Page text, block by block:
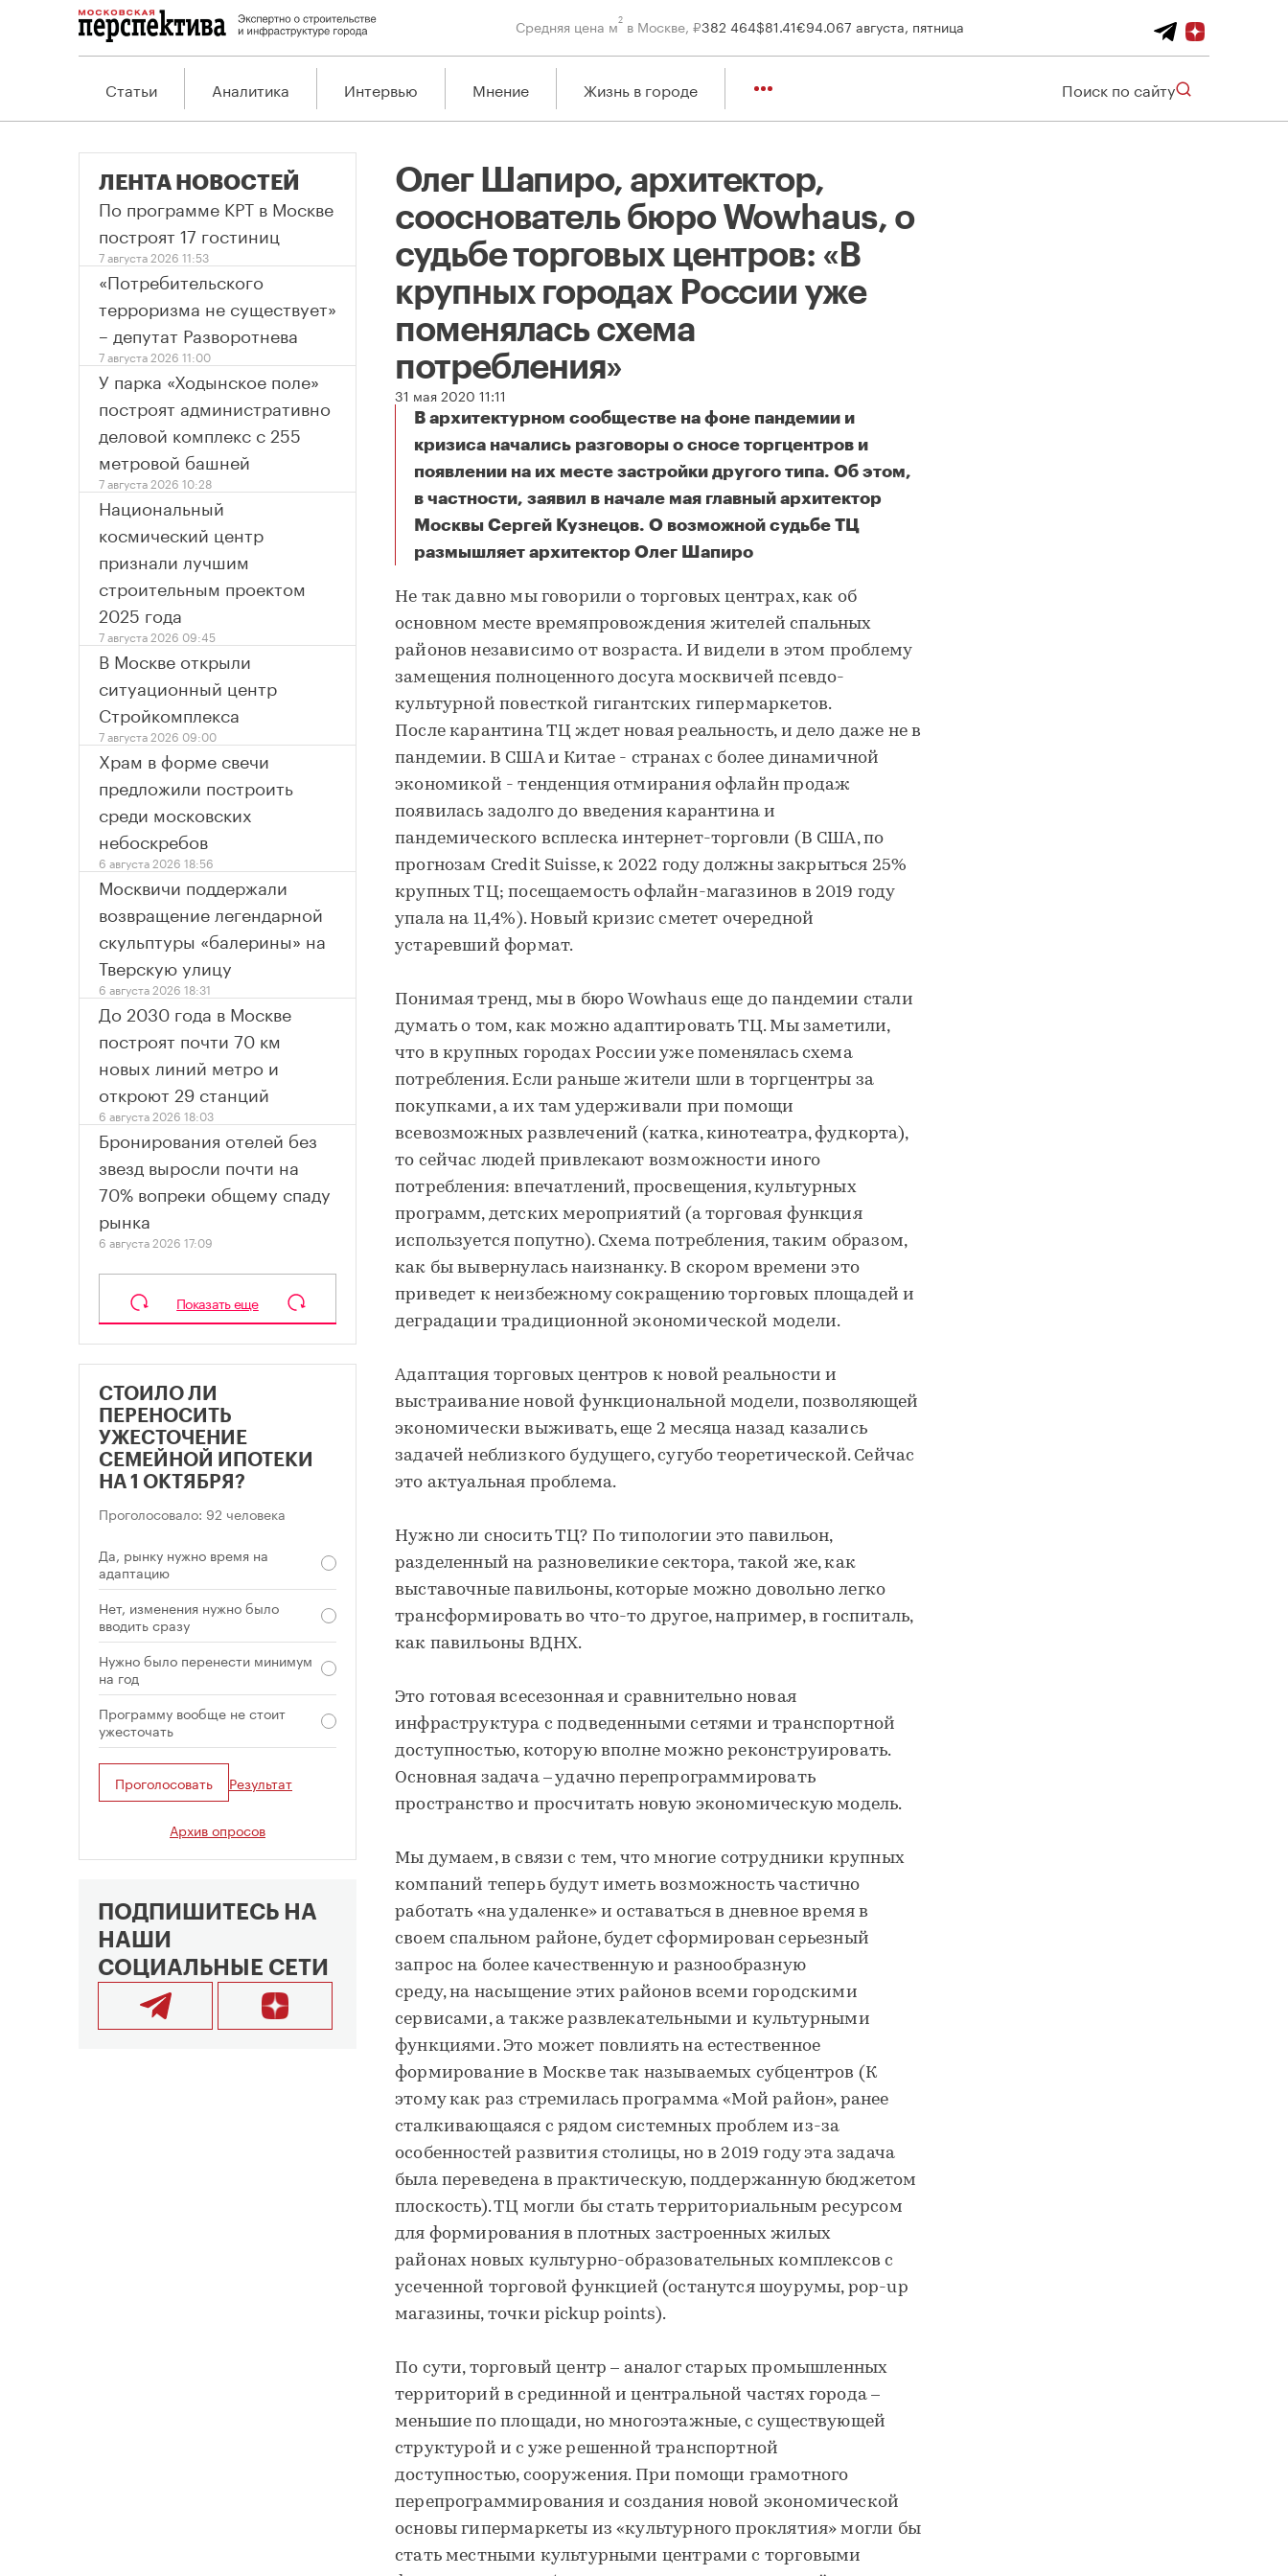
Средняя цена м2 в Москве, ₽382 464$81.41€94.067 августа, пятница
Статьи Аналитика Интервью Мнение Жизнь в городе Поиск по сайту
Олег Шапиро, архитектор,
сооснователь бюро Wowhaus, о
судьбе торговых центров: «В
крупных городах России уже
поменялась схема
потребления»
31 мая 2020 11:11
В архитектурном сообществе на фоне пандемии и
кризиса начались разговоры о сносе торгцентров и
появлении на их месте застройки другого типа. Об этом,
в частности, заявил в начале мая главный архитектор
Москвы Сергей Кузнецов. О возможной судьбе ТЦ
размышляет архитектор Олег Шапиро
Не так давно мы говорили о торговых центрах, как об
основном месте времяпровождения жителей спальных
районов независимо от возраста. И видели в этом проблему
замещения полноценного досуга москвичей псевдо-
культурной повесткой гигантских гипермаркетов.
После карантина ТЦ ждет новая реальность, и дело даже не в
пандемии. В CША и Китае - странах с более динамичной
экономикой - тенденция отмирания офлайн продаж
появилась задолго до введения карантина и
пандемического всплеска интернет-торговли (В США, по
прогнозам Credit Suisse, к 2022 году должны закрыться 25%
крупных ТЦ; посещаемость офлайн-магазинов в 2019 году
упала на 11,4%). Новый кризис сметет очередной
устаревший формат.
Понимая тренд, мы в бюро Wowhaus еще до пандемии стали
думать о том, как можно адаптировать ТЦ. Мы заметили,
что в крупных городах России уже поменялась схема
потребления. Если раньше жители шли в торгцентры за
покупками, а их там удерживали при помощи
всевозможных развлечений (катка, кинотеатра, фудкорта),
то сейчас людей привлекают возможности иного
потребления: впечатлений, просвещения, культурных
программ, детских мероприятий (а торговая функция
используется попутно). Схема потребления, таким образом,
как бы вывернулась наизнанку. В скором времени это
приведет к неизбежному сокращению торговых площадей и
деградации традиционной экономической модели.
Адаптация торговых центров к новой реальности и
выстраивание новой функциональной модели, позволяющей
экономически выживать, еще 2 месяца назад казались
задачей неблизкого будущего, сугубо теоретической. Сейчас
это актуальная проблема.
Нужно ли сносить ТЦ? По типологии это павильон,
разделенный на разновеликие сектора, такой же, как
выставочные павильоны, которые можно довольно легко
трансформировать во что-то другое, например, в госпиталь,
как павильоны ВДНХ.
Это готовая всесезонная и сравнительно новая
инфраструктура с подведенными сетями и транспортной
доступностью, которую вполне можно реконструировать.
Основная задача – удачно перепрограммировать
пространство и просчитать новую экономическую модель.
Мы думаем, в связи с тем, что многие сотрудники крупных
компаний теперь будут иметь возможность частично
работать «на удаленке» и оставаться в дневное время в
своем спальном районе, будет сформирован серьезный
запрос на более качественную и разнообразную
среду, на насыщение этих районов всеми городскими
сервисами, а также развлекательными и культурными
функциями. Это может повлиять на естественное
формирование в Москве так называемых субцентров (К
этому как раз стремилась программа «Мой район», ранее
сталкивающаяся с рядом системных проблем из-за
особенностей развития столицы, но в 2019 году эта задача
была переведена в практическую, поддержанную бюджетом
плоскость). ТЦ могли бы стать территориальным ресурсом
для формирования в плотных застроенных жилых
районах новых культурно-образовательных комплексов с
усеченной торговой функцией (останутся шоурумы, pop-up
магазины, точки pickup points).
По сути, торговый центр – аналог старых промышленных
территорий в срединной и центральной частях города –
меньшие по площади, но многоэтажные, с существующей
структурой и с уже решенной транспортной
доступностью, сооружения. При помощи грамотного
перепрограммирования и создания новой экономической
основы гипермаркеты из «культурного проклятия» могли бы
стать местными культурными центрами с торговыми
ЛЕНТА НОВОСТЕЙ
По программе КРТ в Москве
построят 17 гостиниц
7 августа 2026 11:53
«Потребительского
терроризма не существует»
– депутат Разворотнева
7 августа 2026 11:00
У парка «Ходынское поле»
построят административно
деловой комплекс с 255
метровой башней
7 августа 2026 10:28
Национальный
космический центр
признали лучшим
строительным проектом
2025 года
7 августа 2026 09:45
В Москве открыли
ситуационный центр
Стройкомплекса
7 августа 2026 09:00
Храм в форме свечи
предложили построить
среди московских
небоскребов
6 августа 2026 18:56
Москвичи поддержали
возвращение легендарной
скульптуры «балерины» на
Тверскую улицу
6 августа 2026 18:31
До 2030 года в Москве
построят почти 70 км
новых линий метро и
откроют 29 станций
6 августа 2026 18:03
Бронирования отелей без
звезд выросли почти на
70% вопреки общему спаду
рынка
6 августа 2026 17:09
Показать еще
СТОИЛО ЛИ
ПЕРЕНОСИТЬ
УЖЕСТОЧЕНИЕ
СЕМЕЙНОЙ ИПОТЕКИ
НА 1 ОКТЯБРЯ?
Проголосовало: 92 человека
Да, рынку нужно время на
адаптацию
Нет, изменения нужно было
вводить сразу
Нужно было перенести минимум
на год
Программу вообще не стоит
ужесточать
Проголосовать Результат
Архив опросов
ПОДПИШИТЕСЬ НА
НАШИ
СОЦИАЛЬНЫЕ СЕТИ